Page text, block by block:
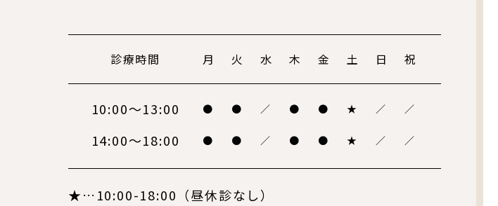
診療時間 月 火 水 木 金 土 日 祝
10:00～13:00 ● ● ／ ● ● ★ ／ ／
14:00～18:00 ● ● ／ ● ● ★ ／ ／
★…10:00-18:00（昼休診なし）